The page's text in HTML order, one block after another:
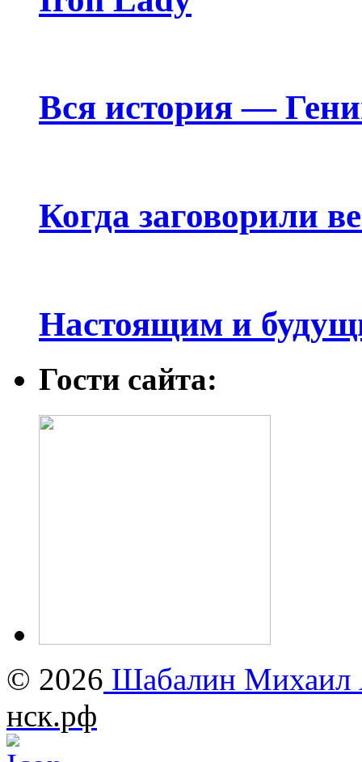
Вся история —
Когда заговорили
Настоящим и
Гости сайта:
© 2026 Шабалин Михаил
нск.рф